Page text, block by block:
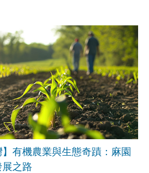
】有機農業與生態奇蹟：麻園
之路